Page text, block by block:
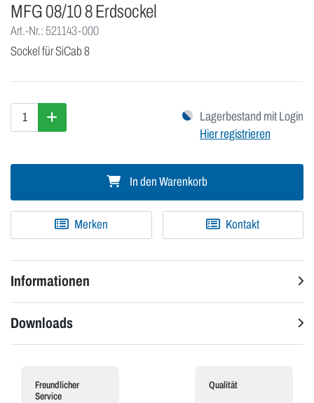
MFG 08/10 8 Erdsockel
Art.-Nr.: 521143-000
Sockel für SiCab 8
Lagerbestand mit Login
Hier registrieren
In den Warenkorb
Merken Kontakt
Informationen
Downloads
Freundlicher
Service
Qualität